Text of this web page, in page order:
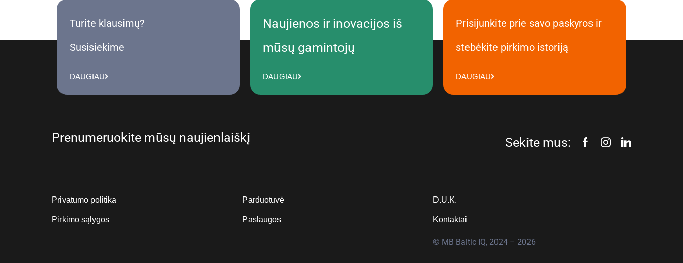
Turite klausimų?
Susisiekime
DAUGIAU
Naujienos ir inovacijos iš
mūsų gamintojų
DAUGIAU
Prisijunkite prie savo paskyros ir
stebėkite pirkimo istoriją
DAUGIAU
Prenumeruokite mūsų naujienlaiškį Sekite mus:
Privatumo politika
Pirkimo sąlygos
Parduotuvė
Paslaugos
D.U.K.
Kontaktai
© MB Baltic IQ, 2024 – 2026